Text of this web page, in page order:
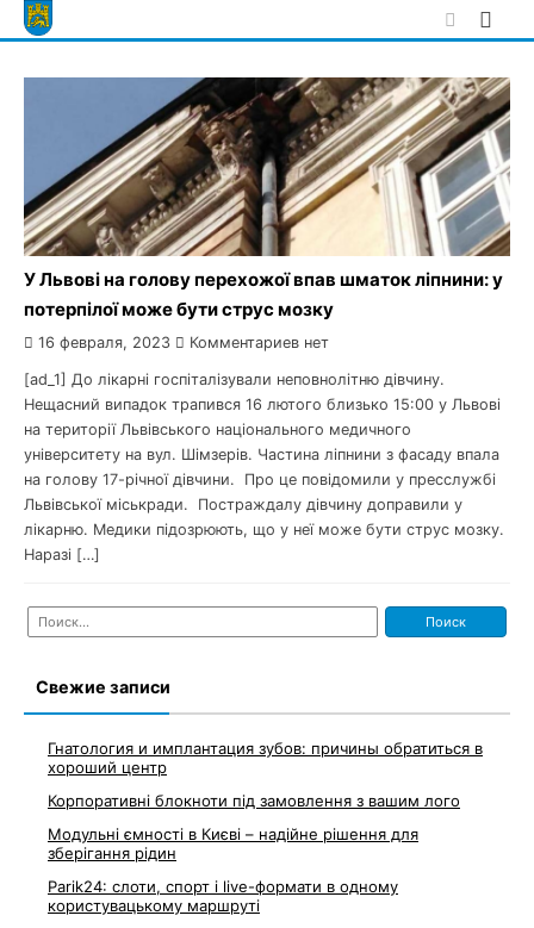
Skip
to
У Львові на голову перехожої впав шматок ліпнини: у
потерпілої може бути струс мозку
16 февраля, 2023 Комментариев нет
[ad_1] До лікарні госпіталізували неповнолітню дівчину.
Нещасний випадок трапився 16 лютого близько 15:00 у Львові
на території Львівського національного медичного
університету на вул. Шімзерів. Частина ліпнини з фасаду впала
на голову 17-річної дівчини. Про це повідомили у пресслужбі
Львівської міськради. Постраждалу дівчину доправили у
лікарню. Медики підозрюють, що у неї може бути струс мозку.
Наразі […]
Найти:
Свежие записи
Гнатология и имплантация зубов: причины обратиться в
хороший центр
Корпоративні блокноти під замовлення з вашим лого
Модульні ємності в Києві – надійне рішення для
зберігання рідин
Parik24: слоти, спорт і live-формати в одному
користувацькому маршруті